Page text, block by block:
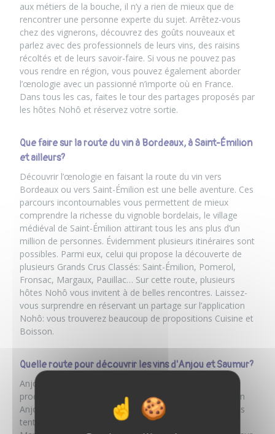
aux métiers de la bouche, il n’y a rien de mieux que de
rencontrer une personne experte du sujet. Arrêtez-vous
chez des vignerons, découvrez des goûts nouveaux et
parlez avec des professionnels de leurs vins, des raisins
récoltés et de leurs savoir-faire. Si vous ne pouvez pas
vous rendre en région, vous pouvez également aborder
l’œnologie avec un passionné n’importe où en France.
Dans tous les cas, faites le tour des partages proposés par
les hôtes Nohô et réservez votre sortie.
Que faire sur la route du vin à Bordeaux, à Saint-Émilion
et ailleurs?
Découvrir l’œnologie en faisant la route du vin vers
Bordeaux ou vers Saint-Émilion est une belle aventure. Ces
parcours incontournables vous permettent de mieux
comprendre la richesse du vignoble bordelais, le village
médiéval de Saint-Émilion attirant tous les ans plus d’un
million de personnes. Évidemment plusieurs itinéraires sont
possibles. Parmi eux, celui qui propose la découverte de
plusieurs Grands Crus Classés: Saint-Émilion, Pomerol,
Fronsac, Margaux, Pauillac… Sur cette route, plusieurs
hôtes Nohô vous invitent à de belles rencontres. Laissez-
vous surprendre en réservant un partage sur l’application
Nohô: vous trouverez beaucoup de propositions Cuisine et
Boisson.
Quelle route pour découvrir les vins d'Anjou et Saumur?
Anjou, Saumur, Sancerre, Touraine ou Muscadet, les
producteurs sont nombreux dans la vallée de la Loire. En
Anjou, il y a aussi plusieurs nouveaux venus. Si vous êtes
tenté par une visite, commencez par faire escale au